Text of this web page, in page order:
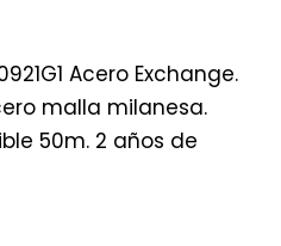
Acero Exchange.
malla milanesa.
50m. 2 años de